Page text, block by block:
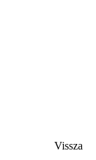
Vissza